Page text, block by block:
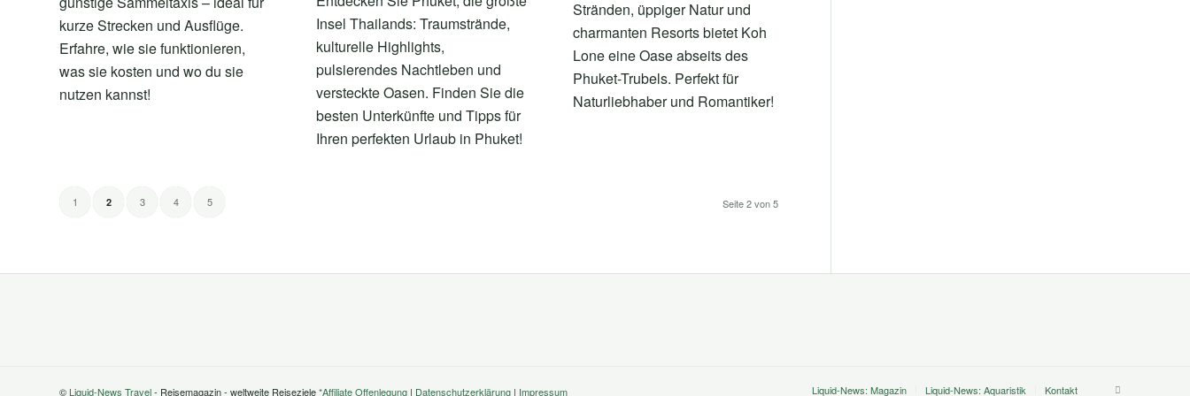
kurze Strecken und Ausflüge.
Erfahre, wie sie funktionieren,
was sie kosten und wo du sie
nutzen kannst!
Insel Thailands: Traumstrände,
kulturelle Highlights,
pulsierendes Nachtleben und
versteckte Oasen. Finden Sie die
besten Unterkünfte und Tipps für
Ihren perfekten Urlaub in Phuket!
Stränden, üppiger Natur und
charmanten Resorts bietet Koh
Lone eine Oase abseits des
Phuket-Trubels. Perfekt für
Naturliebhaber und Romantiker!
Seite 2 von 5
1 2 3 4 5
©Liquid-News Travel- Reisemagazin - weltweite Reiseziele*Affiliate Offenlegung | Datenschutzerklärung | Impressum Liquid-News: Magazin Liquid-News: Aquaristik Kontakt